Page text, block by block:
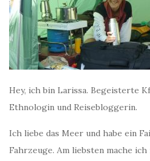
Hey, ich bin Larissa. Begeisterte
Ethnologin und Reisebloggerin.
Ich liebe das Meer und habe ein
Fahrzeuge. Am liebsten mache